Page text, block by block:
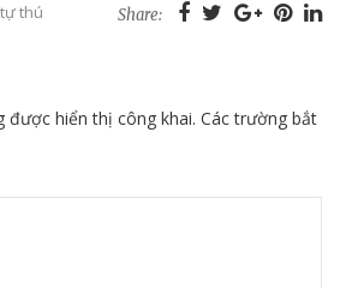
tự thú Share:
được hiển thị công khai. Các trường bắt